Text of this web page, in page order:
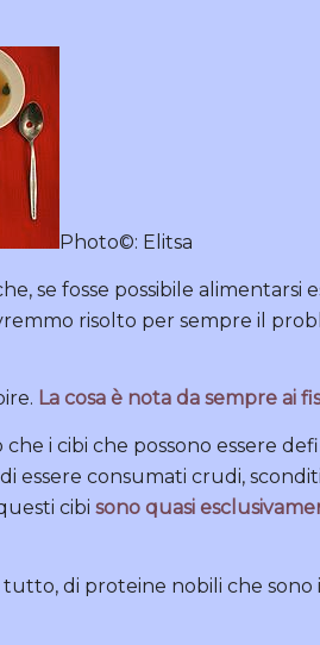
Photo©: Elitsa
se fosse possibile alimentarsi
risolto per sempre il
La cosa è nota da sempre ai
i cibi che possono essere
essere consumati crudi,
cibisono quasi
tutto, di proteine nobili che sono